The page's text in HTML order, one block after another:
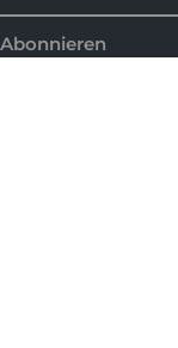
Abonnieren